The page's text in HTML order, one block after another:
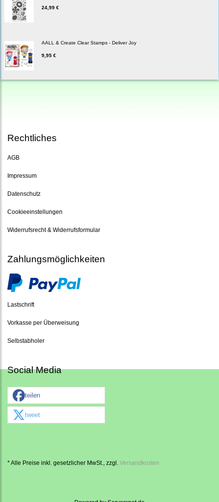
24,99 €
AALL & Create Clear Stamps - Deliver Joy
9,95 €
Rechtliches
AGB
Impressum
Datenschutz
Cookieeinstellungen
Widerrufsrecht & Widerrufsformular
Zahlungsmöglichkeiten
Lastschrift
Vorkasse per Überweisung
Selbstabholer
Social Media
teilen
tweet
* Alle Preise inkl. gesetzlicher MwSt., zzgl. Versandkosten